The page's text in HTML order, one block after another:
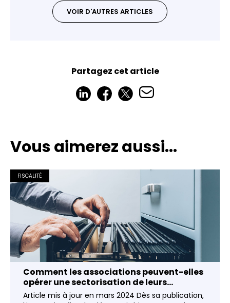
VOIR D'AUTRES ARTICLES
Partagez cet article
Vous aimerez aussi...
FISCALITÉ
Comment les associations peuvent-elles
opérer une sectorisation de leurs...
Article mis à jour en mars 2024 Dès sa publication,